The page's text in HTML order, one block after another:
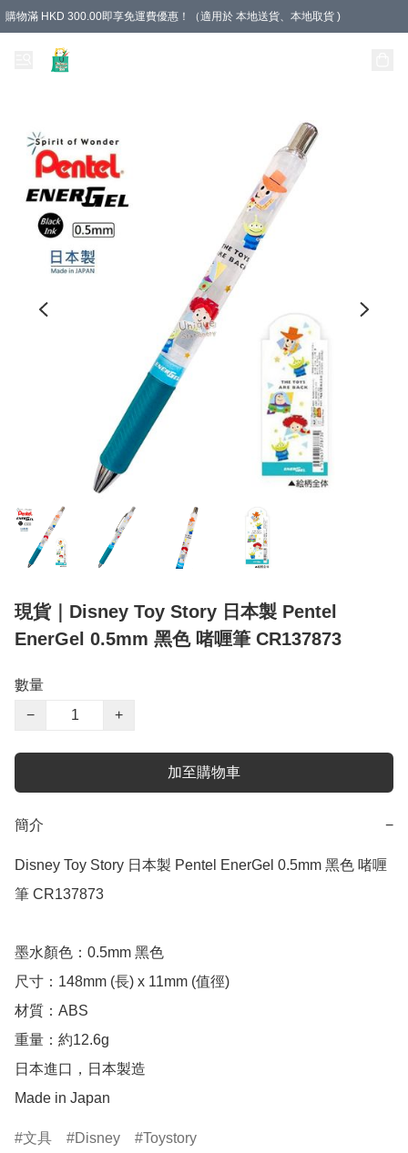
購物滿 HKD 300.00即享免運費優惠！（適用於 本地送貨、本地取貨 )
現貨｜Disney Toy Story 日本製 Pentel
EnerGel 0.5mm 黑色 啫喱筆 CR137873
數量
−
+
加至購物車
簡介 −
Disney Toy Story 日本製 Pentel EnerGel 0.5mm 黑色 啫喱
筆 CR137873
墨水顏色：0.5mm 黑色
尺寸：148mm (長) x 11mm (值徑)
材質：ABS
重量：約12.6g
日本進口，日本製造
Made in Japan
文具 Disney Toystory